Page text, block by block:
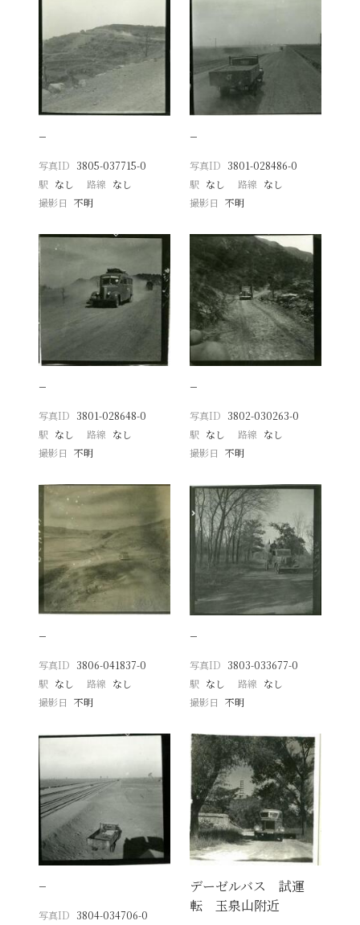
−
写真ID 3805-037715-0
駅 なし 路線 なし
撮影日
不明
−
写真ID 3801-028486-0
駅 なし 路線 なし
撮影日 不明
−
写真ID 3801-028648-0
駅 なし 路線 なし
撮影日
不明
−
写真ID 3802-030263-0
駅 なし 路線 なし
撮影日 不明
−
写真ID 3806-041837-0
駅 なし 路線 なし
撮影日
不明
−
写真ID 3803-033677-0
駅 なし 路線 なし
撮影日 不明
−
写真ID 3804-034706-0
デーゼルバス 試運
転 玉泉山附近